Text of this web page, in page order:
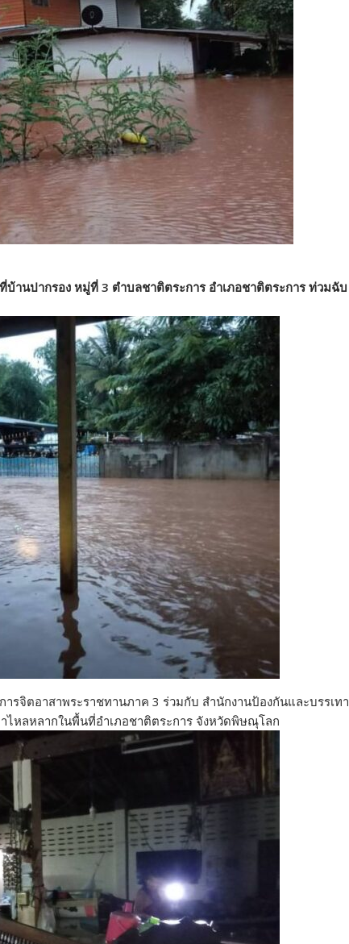
นปากรอง​ หมู่ที่​ 3 ตำบลชาติตระการ อำเภอชาติตระการ ท่วมฉับ
รจิตอาสาพระราชทานภาค 3 ร่วมกับ สำนักงานป้องกันและบรรเทา
หลหลากในพื้นที่อำเภอชาติตระการ จังหวัดพิษณุโลก